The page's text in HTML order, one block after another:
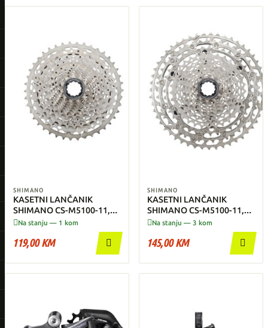
SHIMANO
KASETNI LANČANIK
SHIMANO CS-M5100-11,
DEORE, 11-Brzina, 11-42
Na stanju — 1 kom
119,00 KM 
SHIMANO
KASETNI LANČANIK
SHIMANO CS-M5100-11,
DEORE, 11-BRZINA, 11-51
Na stanju — 3 kom
145,00 KM 